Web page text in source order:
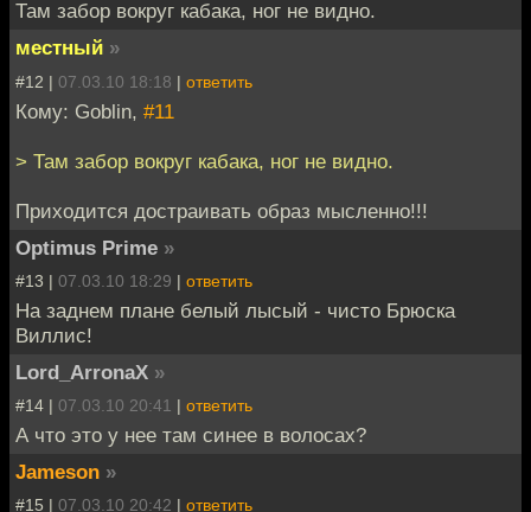
Там забор вокруг кабака, ног не видно.
местный »
#12 | 07.03.10 18:18 | ответить
Кому: Goblin, #11
> Там забор вокруг кабака, ног не видно.
Приходится достраивать образ мысленно!!!
Optimus Prime »
#13 | 07.03.10 18:29 | ответить
На заднем плане белый лысый - чисто Брюска
Виллис!
Lord_ArronaX »
#14 | 07.03.10 20:41 | ответить
А что это у нее там синее в волосах?
Jameson »
#15 | 07.03.10 20:42 | ответить